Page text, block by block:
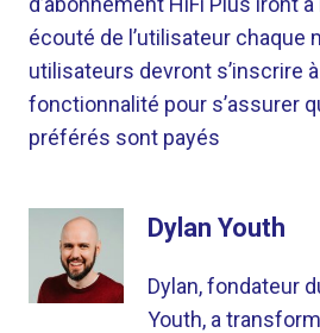
écouté de l’utilisateur chaque
utilisateurs devront s’inscrire
fonctionnalité pour s’assurer
préférés sont payés
Dylan Youth
Dylan, fondateur
Youth, a